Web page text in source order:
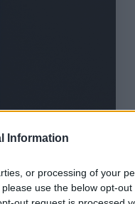
Information
or processing of your
use the below opt-out